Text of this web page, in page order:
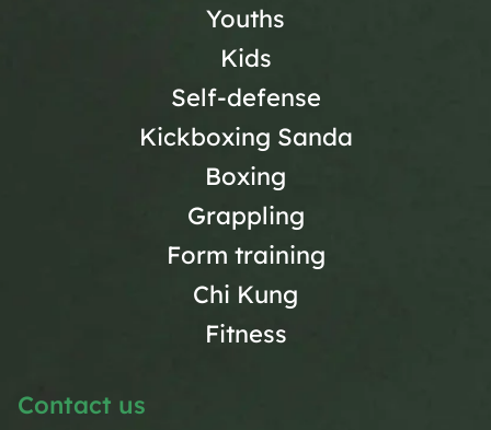
Youths
Kids
Self-defense
Kickboxing Sanda
Boxing
Grappling
Form training
Chi Kung
Fitness
Contact us